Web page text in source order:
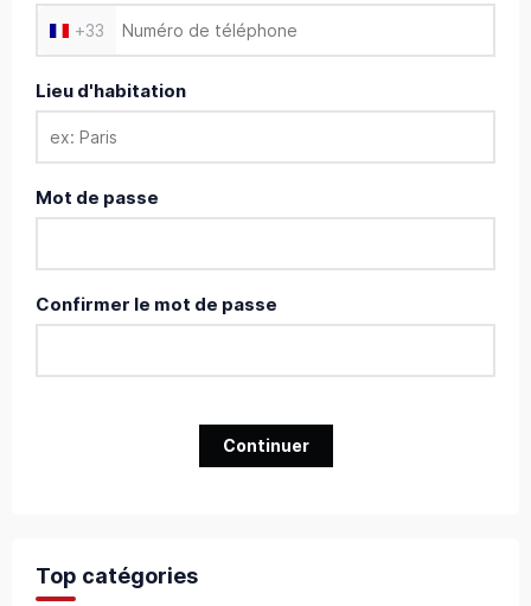
+33
Lieu d'habitation
Mot de passe
Confirmer le mot de passe
Continuer
Top catégories